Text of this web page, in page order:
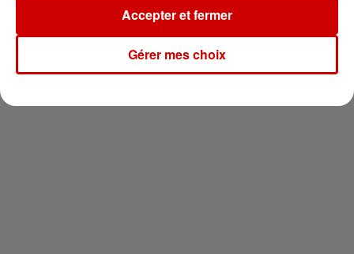
Newsletter
Gérer mes choix
Accepter et fermer